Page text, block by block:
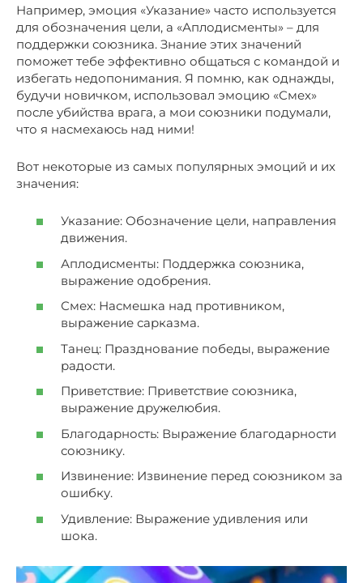
Например, эмоция «Указание» часто используется
для обозначения цели, а «Аплодисменты» – для
поддержки союзника. Знание этих значений
поможет тебе эффективно общаться с командой и
избегать недопонимания. Я помню, как однажды,
будучи новичком, использовал эмоцию «Смех»
после убийства врага, а мои союзники подумали,
что я насмехаюсь над ними!
Вот некоторые из самых популярных эмоций и их
значения:
Указание: Обозначение цели, направления
движения.
Аплодисменты: Поддержка союзника,
выражение одобрения.
Смех: Насмешка над противником,
выражение сарказма.
Танец: Празднование победы, выражение
радости.
Приветствие: Приветствие союзника,
выражение дружелюбия.
Благодарность: Выражение благодарности
союзнику.
Извинение: Извинение перед союзником за
ошибку.
Удивление: Выражение удивления или
шока.